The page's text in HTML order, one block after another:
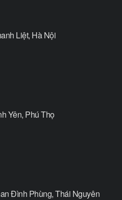
Liệt, Hà Nội
Yên, Phú Thọ
Đình Phùng, Thái Nguyên